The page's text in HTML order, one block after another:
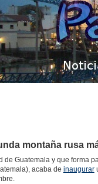
montaña rusa
Guatemala y que forma
acaba de inaugurar